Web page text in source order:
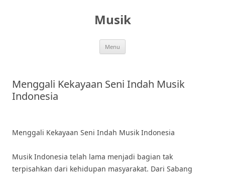
Musik
Menu
Menggali Kekayaan Seni Indah Musik
Indonesia
Menggali Kekayaan Seni Indah Musik Indonesia
Musik Indonesia telah lama menjadi bagian tak
terpisahkan dari kehidupan masyarakat. Dari Sabang